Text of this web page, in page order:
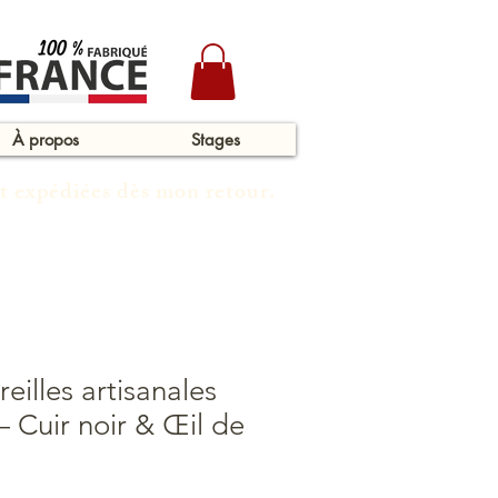
À propos Stages
dès mon retour.
artisanales
Cuir noir & Œil de